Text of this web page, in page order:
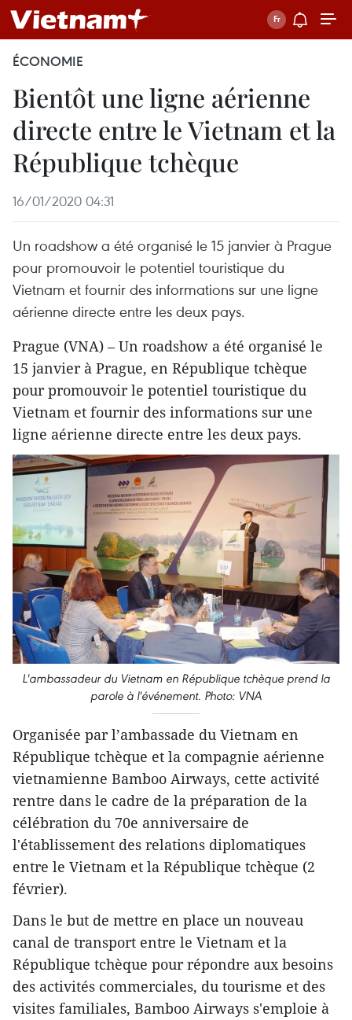
ÉCONOMIE
Bientôt une ligne aérienne
directe entre le Vietnam et la
République tchèque
16/01/2020 04:31
Un roadshow a été organisé le 15 janvier à Prague
pour promouvoir le potentiel touristique du
Vietnam et fournir des informations sur une ligne
aérienne directe entre les deux pays.
Prague (VNA) – Un roadshow a été organisé le
15 janvier à Prague, en République tchèque
pour promouvoir le potentiel touristique du
Vietnam et fournir des informations sur une
ligne aérienne directe entre les deux pays.
L'ambassadeur du Vietnam en République tchèque prend la
parole à l'événement. Photo: VNA
Organisée par l’ambassade du Vietnam en
République tchèque et la compagnie aérienne
vietnamienne Bamboo Airways, cette activité
rentre dans le cadre de la préparation de la
célébration du 70e anniversaire de
l'établissement des relations diplomatiques
entre le Vietnam et la République tchèque (2
février).
Dans le but de mettre en place un nouveau
canal de transport entre le Vietnam et la
République tchèque pour répondre aux besoins
des activités commerciales, du tourisme et des
visites familiales, Bamboo Airways s'emploie à